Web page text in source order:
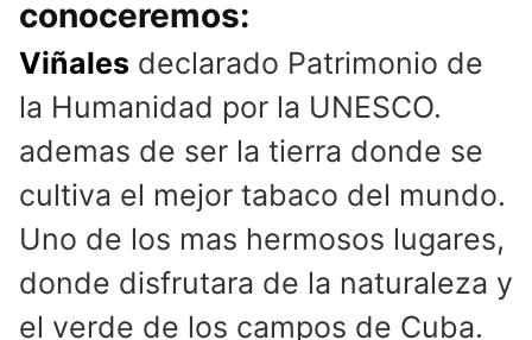
conoceremos:
Viñales declarado Patrimonio de
la Humanidad por la UNESCO.
ademas de ser la tierra donde se
cultiva el mejor tabaco del mundo.
Uno de los mas hermosos lugares,
donde disfrutara de la naturaleza y
el verde de los campos de Cuba.